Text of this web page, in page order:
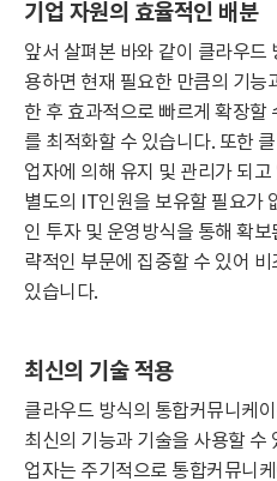
기업 자원의 효율적인 배분
앞서 살펴본 바와 같이 클라우드
용하면 현재 필요한 만큼의 기능
한 후 효과적으로 빠르게 확장할
를 최적화할 수 있습니다. 또한
업자에 의해 유지 및 관리가 되
별도의 IT인원을 보유할 필요가
인 투자 및 운영방식을 통해 확
략적인 부문에 집중할 수 있어
있습니다.
최신의 기술 적용
클라우드 방식의 통합커뮤니케
최신의 기능과 기술을 사용할 수
업자는 주기적으로 통합커뮤니